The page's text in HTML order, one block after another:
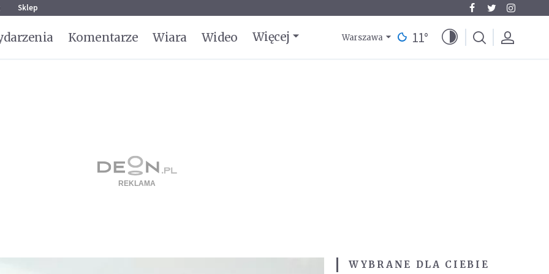
Sklep
Komentarze Wiara Wideo Więcej Warszawa 11°
WYBRANE DLA CIEBIE